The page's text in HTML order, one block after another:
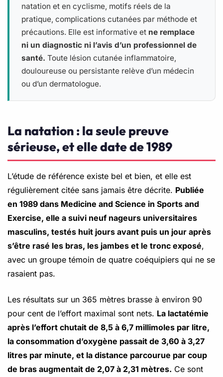
natation et en cyclisme, motifs réels de la
pratique, complications cutanées par méthode et
précautions. Elle est informative et ne remplace
ni un diagnostic ni l’avis d’un professionnel de
santé. Toute lésion cutanée inflammatoire,
douloureuse ou persistante relève d’un médecin
ou d’un dermatologue.
La natation : la seule preuve
sérieuse, et elle date de 1989
L’étude de référence existe bel et bien, et elle est
régulièrement citée sans jamais être décrite. Publiée
en 1989 dans Medicine and Science in Sports and
Exercise, elle a suivi neuf nageurs universitaires
masculins, testés huit jours avant puis un jour après
s’être rasé les bras, les jambes et le tronc exposé,
avec un groupe témoin de quatre coéquipiers qui ne se
rasaient pas.
Les résultats sur un 365 mètres brasse à environ 90
pour cent de l’effort maximal sont nets. La lactatémie
après l’effort chutait de 8,5 à 6,7 millimoles par litre,
la consommation d’oxygène passait de 3,60 à 3,27
litres par minute, et la distance parcourue par coup
de bras augmentait de 2,07 à 2,31 mètres. Ce sont